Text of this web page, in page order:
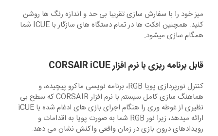
میز خود را با سفارش سازی تقریبا بی حد و اندازه رنگ ها روشن
کنید. همچنین افکت ها در تمام دستگاه های سازگار با ICUE شما
همگام سازی میشود.
قابل برنامه ریزی با نرم افزار CORSAIR iCUE
کنترل نورپردازی پویا RGB، برنامه نویسی ماکرو پیچیده، و
هماهنگ سازی کامل سیستم با نرم افزار CORSAIR که سطح بی
نظیری از غوطه وری را هنگام اجرای بازی های ادغام شده با iCUE
ارائه میدهد، زیرا نور RGB شما به صورت پویا به اقدامات و
رویدادهای درون بازی در زمان واقعی واکنش نشان می دهد.